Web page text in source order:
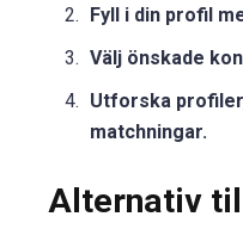
Fyll i din profil
Välj önskade
Utforska
matchningar.
Alternativ